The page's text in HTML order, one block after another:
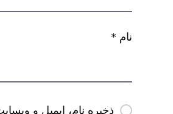
نام *
ذخیره نام، ایمیل و